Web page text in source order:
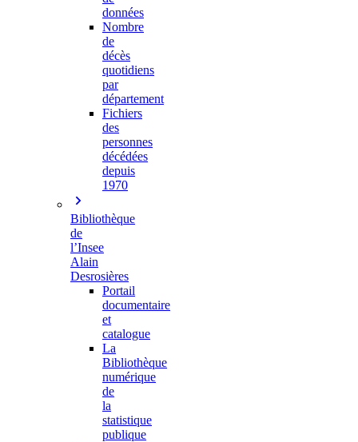
données
Nombre
de
décès
quotidiens
par
département
Fichiers
des
personnes
décédées
depuis
1970
Bibliothèque
de
l’Insee
Alain
Desrosières
Portail
documentaire
et
catalogue
La
Bibliothèque
numérique
de
la
statistique
publique